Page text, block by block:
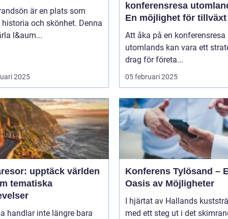
är en plats som
och skönhet. Denna
l&aum...
2025
konferensresa
En möjlighet för
samarbete
Att åka på en konferensresa
utomlands kan vara ett
drag för företa...
05 februari 2025
upptäck världen
tematiska
handlar inte längre bara
Konferens Tylösand –
Oasis av Möjligheter
I hjärtat av Hallands
med ett steg ut i det